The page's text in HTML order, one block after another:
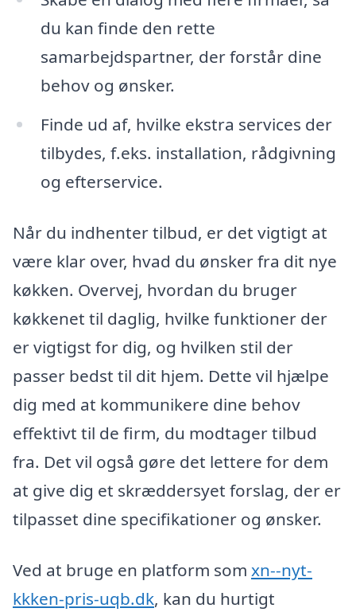
du kan finde den rette
samarbejdspartner, der forstår dine
behov og ønsker.
Finde ud af, hvilke ekstra services der
tilbydes, f.eks. installation, rådgivning
og efterservice.
Når du indhenter tilbud, er det vigtigt at
være klar over, hvad du ønsker fra dit nye
køkken. Overvej, hvordan du bruger
køkkenet til daglig, hvilke funktioner der
er vigtigst for dig, og hvilken stil der
passer bedst til dit hjem. Dette vil hjælpe
dig med at kommunikere dine behov
effektivt til de firm, du modtager tilbud
fra. Det vil også gøre det lettere for dem
at give dig et skræddersyet forslag, der er
tilpasset dine specifikationer og ønsker.
Ved at bruge en platform som xn--nyt-
kkken-pris-uqb.dk, kan du hurtigt